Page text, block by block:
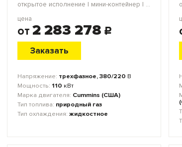
открытое исполнение | мини-контейнер | блок-контейнер | в кожухе | морской контейнер
цена
от 2 283 278 c
Заказать
Напряжение: трехфазное, 380/220 В
Мощность: 110 кВт
Марка двигателя: Cummins (США)
Тип топлива: природный газ
Тип охлаждения: жидкостное